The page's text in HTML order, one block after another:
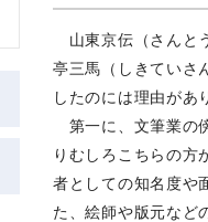
山東京伝（さんと
亭三馬（しきていさ
したのには理由があ
第一に、文筆業の
りむしろこちらの方
者としての知名度や
た、絵師や版元など